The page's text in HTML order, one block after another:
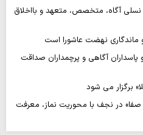
نسلی آگاه، متخصص، متعهد و بااخلاق
ماندگاری نهضت عاشورا است
آگاهی و پرچمداران صداقت
برگزار می شود
در نجف با محوریت نماز، معرفت